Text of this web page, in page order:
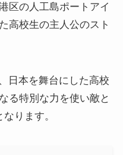
区の人工島ポートアイ
高校生の主人公のスト
日本を舞台にした高校
る特別な力を使い敵と
ります。